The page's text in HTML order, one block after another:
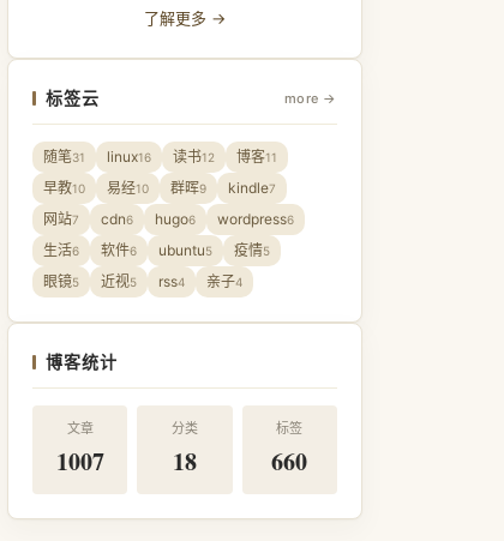
了解更多 →
标签云 more →
随笔31 linux16 读书12 博客11
早教10 易经10 群晖9 kindle7
网站7 cdn6 hugo6 wordpress6
生活6 软件6 ubuntu5 疫情5
眼镜5 近视5 rss4 亲子4
博客统计
文章
1007
分类
18
标签
660